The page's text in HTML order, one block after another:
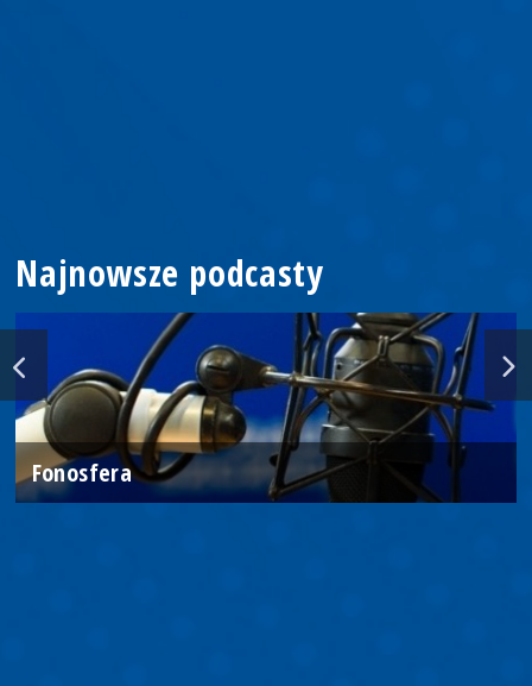
Najnowsze podcasty
Fonosfera